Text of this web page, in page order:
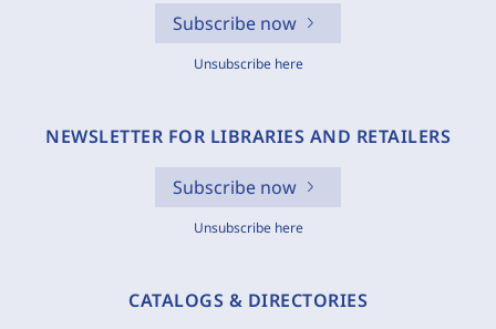
Subscribe now
Unsubscribe here
NEWSLETTER FOR LIBRARIES AND RETAILERS
Subscribe now
Unsubscribe here
CATALOGS & DIRECTORIES